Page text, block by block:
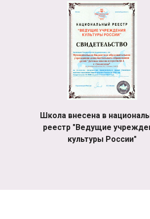
Школа внесена в
реестр "Ведущие
культуры России"